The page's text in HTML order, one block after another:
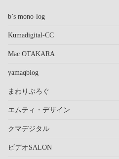
b’s mono-log
Kumadigital-CC
Mac OTAKARA
yamaqblog
まわりぶろぐ
エムティ・デザイン
クマデジタル
ビデオSALON